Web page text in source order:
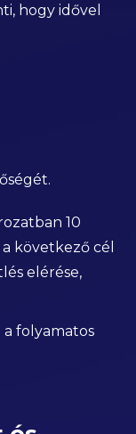
hogy idővel
10
következő cél
elérése,
folyamatos